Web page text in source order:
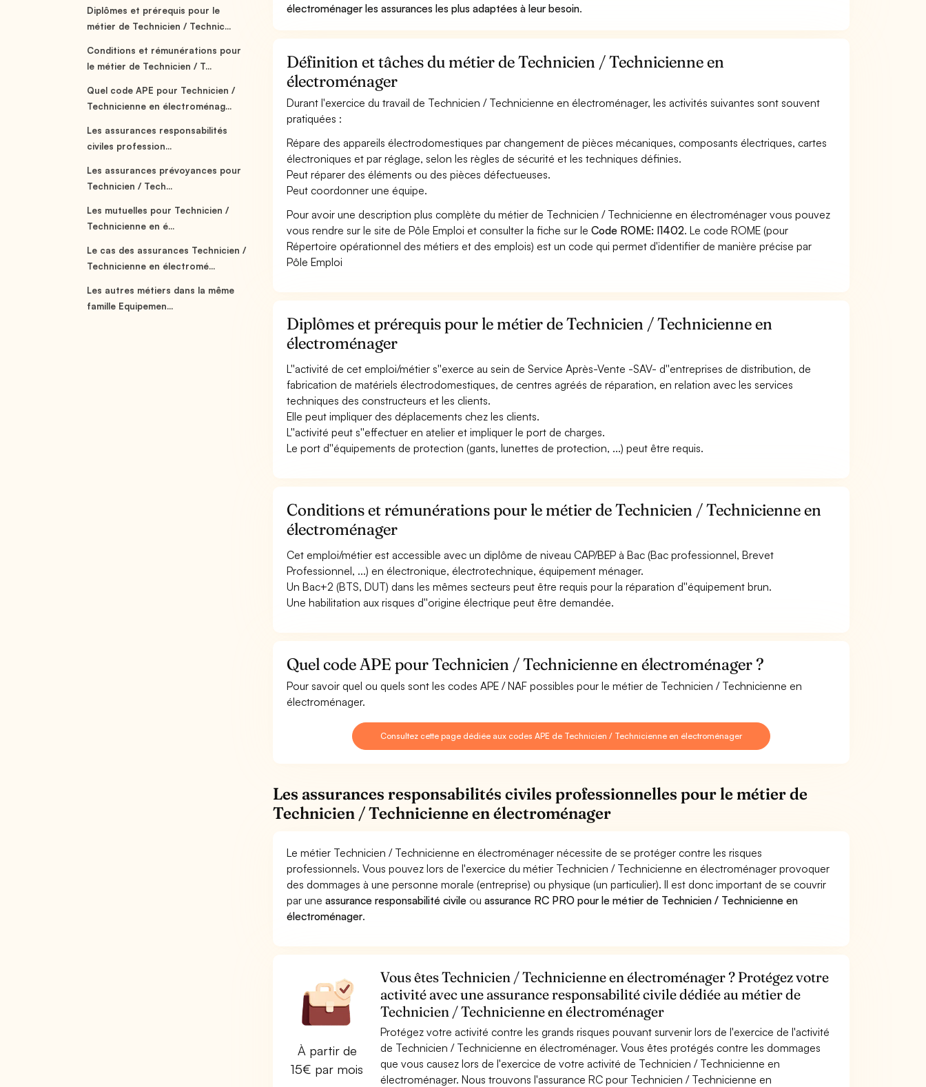
Diplômes et prérequis pour le
métier de Technicien / Technic...
Conditions et rémunérations pour
le métier de Technicien / T...
Quel code APE pour Technicien /
Technicienne en électroménag...
Les assurances responsabilités
civiles profession...
Les assurances prévoyances pour
Technicien / Tech...
Les mutuelles pour Technicien /
Technicienne en é...
Le cas des assurances Technicien /
Technicienne en électromé...
Les autres métiers dans la même
famille Equipemen...
électroménager les assurances les plus adaptées à leur besoin.
Définition et tâches du métier de Technicien / Technicienne en
électroménager
Durant l'exercice du travail de Technicien / Technicienne en électroménager, les activités suivantes sont souvent
pratiquées :
Répare des appareils électrodomestiques par changement de pièces mécaniques, composants électriques, cartes
électroniques et par réglage, selon les règles de sécurité et les techniques définies.
Peut réparer des éléments ou des pièces défectueuses.
Peut coordonner une équipe.
Pour avoir une description plus complète du métier de Technicien / Technicienne en électroménager vous pouvez
vous rendre sur le site de Pôle Emploi et consulter la fiche sur leCode ROME: I1402. Le code ROME (pour
Répertoire opérationnel des métiers et des emplois) est un code qui permet d'identifier de manière précise par
Pôle Emploi
Diplômes et prérequis pour le métier de Technicien / Technicienne en
électroménager
L''activité de cet emploi/métier s''exerce au sein de Service Après-Vente -SAV- d''entreprises de distribution, de
fabrication de matériels électrodomestiques, de centres agréés de réparation, en relation avec les services
techniques des constructeurs et les clients.
Elle peut impliquer des déplacements chez les clients.
L''activité peut s''effectuer en atelier et impliquer le port de charges.
Le port d''équipements de protection (gants, lunettes de protection, ...) peut être requis.
Conditions et rémunérations pour le métier de Technicien / Technicienne en
électroménager
Cet emploi/métier est accessible avec un diplôme de niveau CAP/BEP à Bac (Bac professionnel, Brevet
Professionnel, ...) en électronique, électrotechnique, équipement ménager.
Un Bac+2 (BTS, DUT) dans les mêmes secteurs peut être requis pour la réparation d''équipement brun.
Une habilitation aux risques d''origine électrique peut être demandée.
Quel code APE pour Technicien / Technicienne en électroménager ?
Pour savoir quel ou quels sont les codes APE / NAF possibles pour le métier de Technicien / Technicienne en
électroménager.
Consultez cette page dédiée aux codes APE de Technicien / Technicienne en électroménager
Les assurances responsabilités civiles professionnelles pour le métier de
Technicien / Technicienne en électroménager
Le métier Technicien / Technicienne en électroménager nécessite de se protéger contre les risques
professionnels. Vous pouvez lors de l'exercice du métier Technicien / Technicienne en électroménager provoquer
des dommages à une personne morale (entreprise) ou physique (un particulier). Il est donc important de se couvrir
par uneassurance responsabilité civile ouassurance RC PRO pour le métier de Technicien / Technicienne en
électroménager.
À partir de
15€ par mois
Vous êtes Technicien / Technicienne en électroménager ? Protégez votre
activité avec une assurance responsabilité civile dédiée au métier de
Technicien / Technicienne en électroménager
Protégez votre activité contre les grands risques pouvant survenir lors de l'exercice de l'activité
de Technicien / Technicienne en électroménager. Vous êtes protégés contre les dommages
que vous causez lors de l'exercice de votre activité de Technicien / Technicienne en
électroménager. Nous trouvons l'assurance RC pour Technicien / Technicienne en